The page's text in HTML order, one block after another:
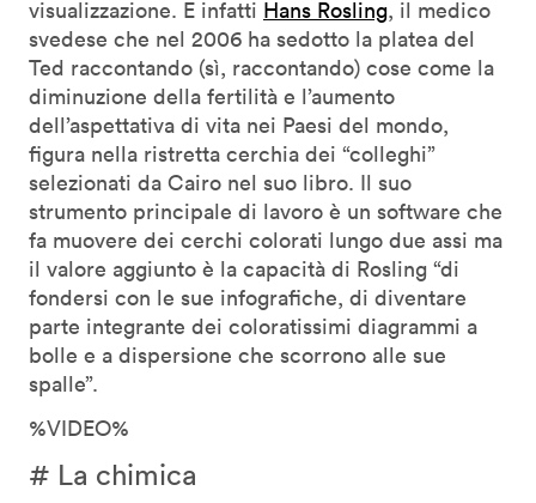
visualizzazione. E infatti Hans Rosling, il medico
svedese che nel 2006 ha sedotto la platea del
Ted raccontando (sì, raccontando) cose come la
diminuzione della fertilità e l’aumento
dell’aspettativa di vita nei Paesi del mondo,
figura nella ristretta cerchia dei “colleghi”
selezionati da Cairo nel suo libro. Il suo
strumento principale di lavoro è un software che
fa muovere dei cerchi colorati lungo due assi ma
il valore aggiunto è la capacità di Rosling “di
fondersi con le sue infografiche, di diventare
parte integrante dei coloratissimi diagrammi a
bolle e a dispersione che scorrono alle sue
spalle”.
%VIDEO%
# La chimica